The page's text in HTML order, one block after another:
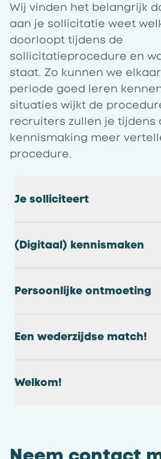
Wij vinden het belangrijk
aan je sollicitatie weet
doorloopt tijdens de
sollicitatieprocedure en
staat. Zo kunnen we
periode goed leren
situaties wijkt de
recruiters zullen je tijdens
kennismaking meer
procedure.
Je solliciteert
(Digitaal) kennismaken
Persoonlijke ontmoeting
Een wederzijdse match!
Welkom!